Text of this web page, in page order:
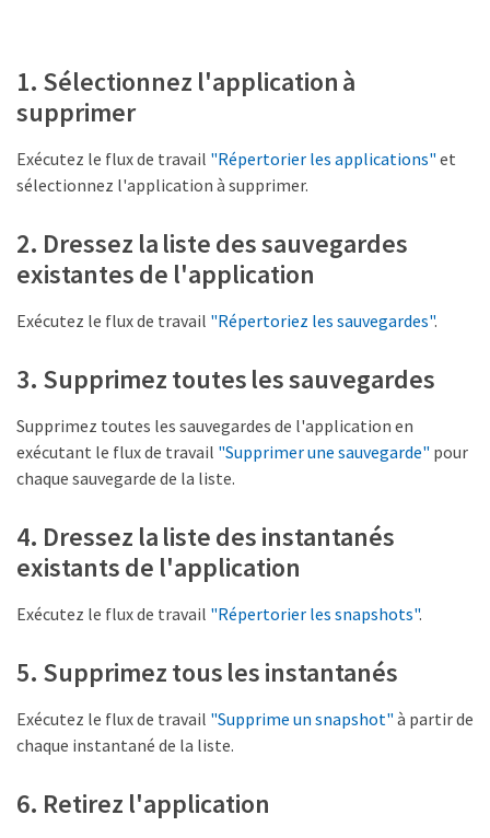
1. Sélectionnez l'application à
supprimer
Exécutez le flux de travail "Répertorier les applications" et
sélectionnez l'application à supprimer.
2. Dressez la liste des sauvegardes
existantes de l'application
Exécutez le flux de travail "Répertoriez les sauvegardes".
3. Supprimez toutes les sauvegardes
Supprimez toutes les sauvegardes de l'application en
exécutant le flux de travail "Supprimer une sauvegarde" pour
chaque sauvegarde de la liste.
4. Dressez la liste des instantanés
existants de l'application
Exécutez le flux de travail "Répertorier les snapshots".
5. Supprimez tous les instantanés
Exécutez le flux de travail "Supprime un snapshot" à partir de
chaque instantané de la liste.
6. Retirez l'application